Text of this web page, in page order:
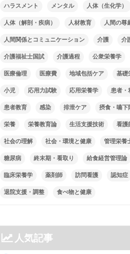
ハラスメント メンタル 人体（生化学）
人体（解剖・疾病） 人材教育 人間の尊
人間関係とコミュニケーション 介護 介
介護福祉士国試 介護過程 公衆栄養学
医療倫理 医療費 地域包括ケア 基礎
小児 応用力試験 応用栄養学 患者・
患者教育 感染 排泄ケア 摂食・嚥下
栄養 栄養教育論 生活支援技術 看護
社会の理解 社会・環境と健康 管理栄養
糖尿病 終末期・看取り 給食経営管理論
臨床栄養学 薬剤師 訪問看護 認知症
退院支援・調整 食べ物と健康
人気記事